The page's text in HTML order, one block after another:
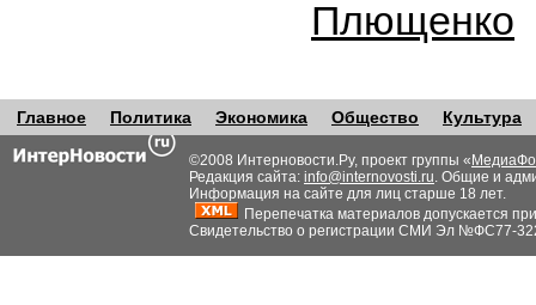
Плющенко
Главное Политика Экономика Общество Культура
©2008 Интерновости.Ру, проект группы «
Редакция сайта: info@internovosti.ru. Общие и
Информация на сайте для лиц старше 18 лет.
Перепечатка материалов допускается
Свидетельство о регистрации СМИ Эл №ФС77-